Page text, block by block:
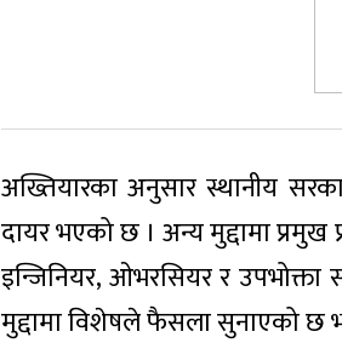
अख्तियारका अनुसार स्थानीय
दायर भएको छ । अन्य मुद्दामा
इन्जिनियर, ओभरसियर र
मुद्दामा विशेषले फैसला सुनाएको छ